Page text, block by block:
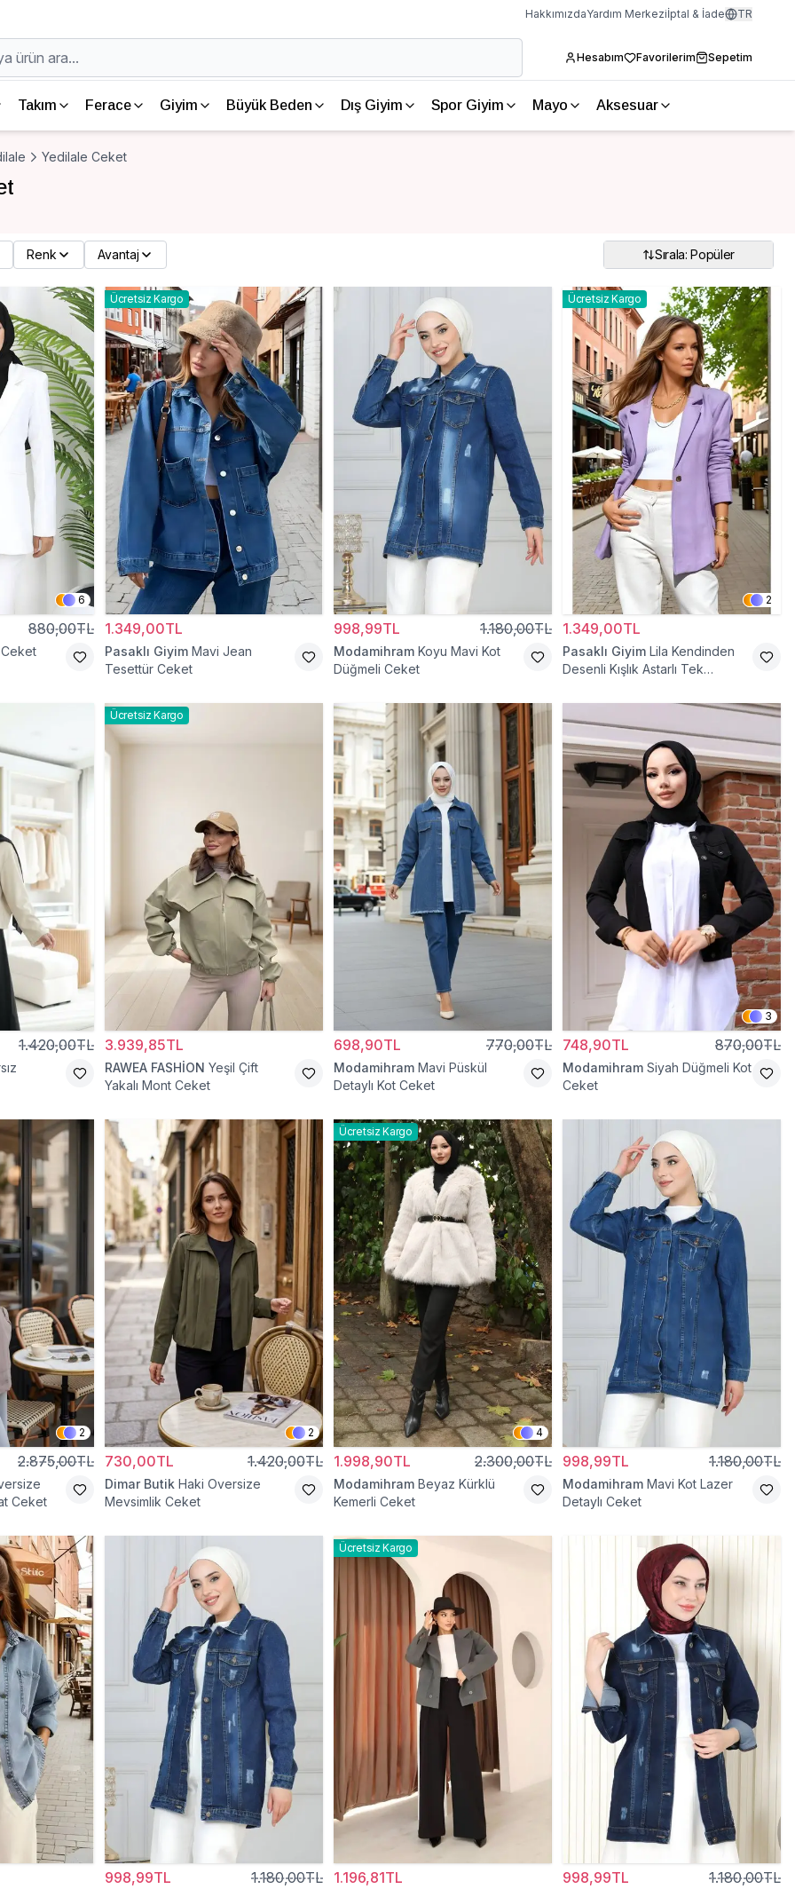
HakkımızdaYardım Merkeziİptal & İade TR
Hesabım Favorilerim Sepetim
Takım Ferace Giyim Büyük Beden Dış Giyim Spor Giyim Mayo Aksesuar
Yedilale Ceket
Renk Avantaj Sırala: Popüler
6
880,00TL
Ücretsiz Kargo
1.349,00TL
Pasaklı Giyim Mavi Jean
Tesettür Ceket
998,99TL 1.180,00TL
Modamihram Koyu Mavi Kot
Düğmeli Ceket
Ücretsiz Kargo
2
1.349,00TL
Pasaklı Giyim Lila Kendinden
Desenli Kışlık Astarlı Tek
1.420,00TL
Ücretsiz Kargo
3.939,85TL
RAWEA FASHİON Yeşil Çift
Yakalı Mont Ceket
698,90TL 770,00TL
Modamihram Mavi Püskül
Detaylı Kot Ceket
3
748,90TL 870,00TL
Modamihram Siyah Düğmeli Kot
Ceket
2
2.875,00TL
Ceket
2
730,00TL 1.420,00TL
Dimar Butik Haki Oversize
Mevsimlik Ceket
Ücretsiz Kargo
4
1.998,90TL 2.300,00TL
Modamihram Beyaz Kürklü
Kemerli Ceket
998,99TL 1.180,00TL
Modamihram Mavi Kot Lazer
Detaylı Ceket
998,99TL 1.180,00TL
Ücretsiz Kargo
1.196,81TL 998,99TL 1.180,00TL